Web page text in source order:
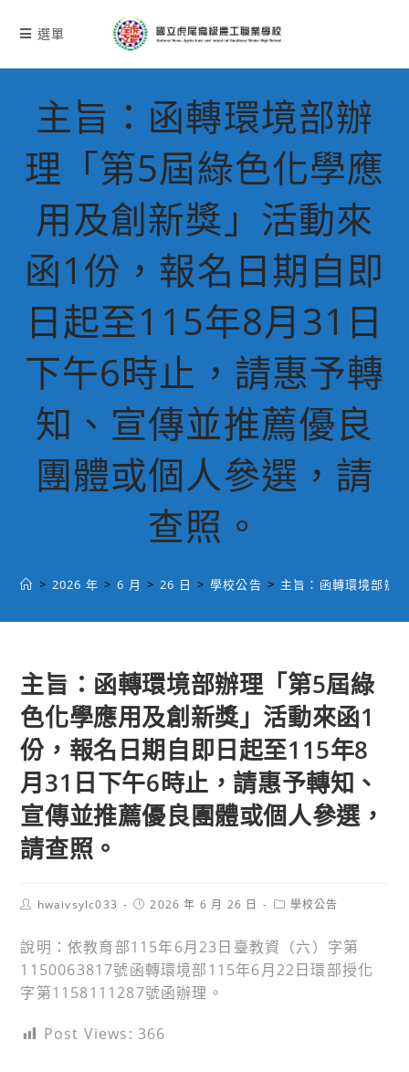
選單
主旨：函轉環境部辦
理「第5屆綠色化學應
用及創新獎」活動來
函1份，報名日期自即
日起至115年8月31日
下午6時止，請惠予轉
知、宣傳並推薦優良
團體或個人參選，請
查照。
> 2026 年 > 6 月 > 26 日 > 學校公告 > 主旨：函轉環境部辦
主旨：函轉環境部辦理「第5屆綠
色化學應用及創新獎」活動來函1
份，報名日期自即日起至115年8
月31日下午6時止，請惠予轉知、
宣傳並推薦優良團體或個人參選，
請查照。
Posthwaivsylc033
Post2026 年 6 月 26 日
Post學校公告
說明：依教育部115年6月23日臺教資（六）字第
1150063817號函轉環境部115年6月22日環部授化
字第1158111287號函辦理。
Post Views: 366